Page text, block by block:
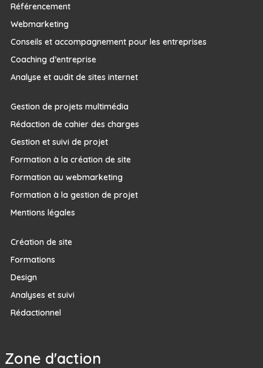
Référencement
Webmarketing
Conseils et accompagnement pour les entreprises
Coaching d’entreprise
Analyse et audit de sites internet
Gestion de projets multimédia
Rédaction de cahier des charges
Gestion et suivi de projet
Formation à la création de site
Formation au webmarketing
Formation à la gestion de projet
Mentions légales
Création de site
Formations
Design
Analyses et suivi
Rédactionnel
Zone d'action